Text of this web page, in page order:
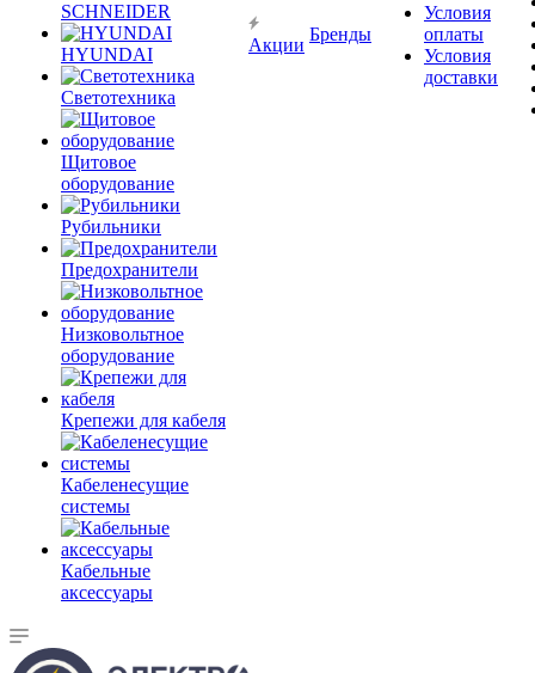
SCHNEIDER
HYUNDAI
Светотехника
Щитовое
оборудование
Рубильники
Предохранители
Низковольтное
оборудование
Крепежи для кабеля
Кабеленесущие
системы
Кабельные
аксессуары
Акции
Бренды
Условия
оплаты
Условия
доставки